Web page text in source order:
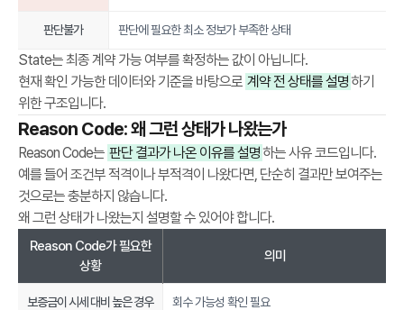
판단불가 판단에 필요한 최소 정보가 부족한 상태
State는 최종 계약 가능 여부를 확정하는 값이 아닙니다.
현재 확인 가능한 데이터와 기준을 바탕으로 계약 전 상태를 설명하기
위한 구조입니다.
Reason Code: 왜 그런 상태가 나왔는가
Reason Code는 판단 결과가 나온 이유를 설명하는 사유 코드입니다.
예를 들어 조건부 적격이나 부적격이 나왔다면, 단순히 결과만 보여주는
것으로는 충분하지 않습니다.
왜 그런 상태가 나왔는지 설명할 수 있어야 합니다.
Reason Code가 필요한
상황
의미
보증금이 시세 대비 높은 경우 회수 가능성 확인 필요
o
m
e
s
d
e
f
i
s